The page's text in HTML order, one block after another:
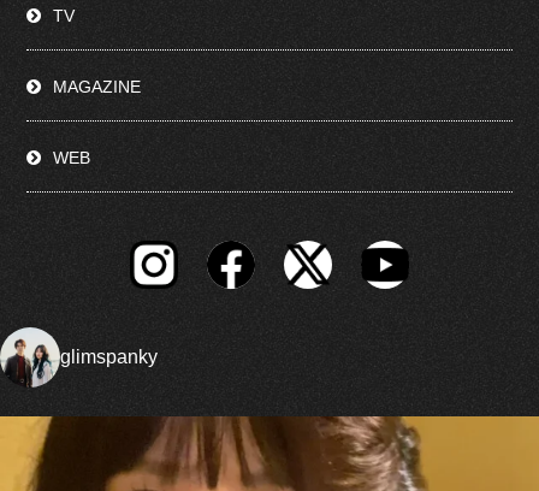
TV
MAGAZINE
WEB
glimspanky